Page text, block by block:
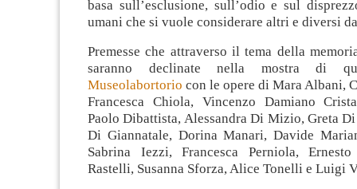
basa sull’esclusione, sull’odio e sul
umani che si vuole considerare altri e diversi
Premesse che attraverso il tema della
saranno declinate nella mostra di
Museolabortorio con le opere di Mara Albani,
Francesca Chiola, Vincenzo Damiano
Paolo Dibattista, Alessandra Di Mizio, Greta
Di Giannatale, Dorina Manari, Davide
Sabrina Iezzi, Francesca Perniola,
Rastelli, Susanna Sforza, Alice Tonelli e Luigi